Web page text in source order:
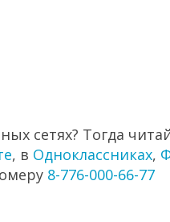
сетях? Тогда
, в Одноклассниках,
8-776-000-66-77